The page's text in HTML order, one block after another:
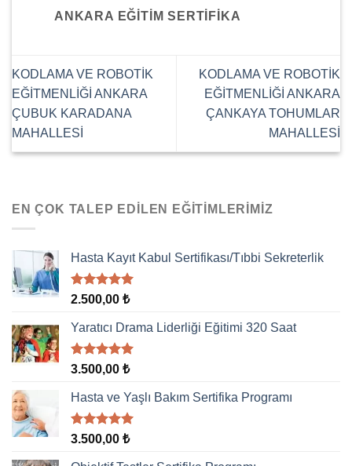
ANKARA EĞITIM SERTIFIKA
KODLAMA VE ROBOTİK
EĞİTMENLİĞİ ANKARA
ÇUBUK KARADANA
MAHALLESİ
KODLAMA VE ROBOTİK
EĞİTMENLİĞİ ANKARA
ÇANKAYA TOHUMLAR
MAHALLESİ
EN ÇOK TALEP EDILEN EĞITIMLERIMIZ
Hasta Kayıt Kabul Sertifikası/Tıbbi Sekreterlik
5 üzerinden
aldı
2.500,00 ₺
Yaratıcı Drama Liderliği Eğitimi 320 Saat
5 üzerinden
aldı
3.500,00 ₺
Hasta ve Yaşlı Bakım Sertifika Programı
5 üzerinden
aldı
3.500,00 ₺